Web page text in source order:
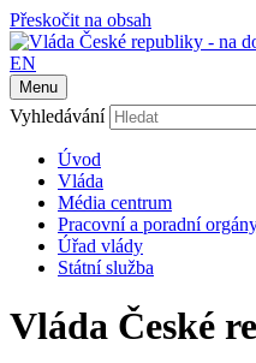
Přeskočit na obsah
EN
Menu
Vyhledávání
Úvod
Vláda
Média centrum
Pracovní a poradní
Úřad vlády
Státní služba
Vláda České